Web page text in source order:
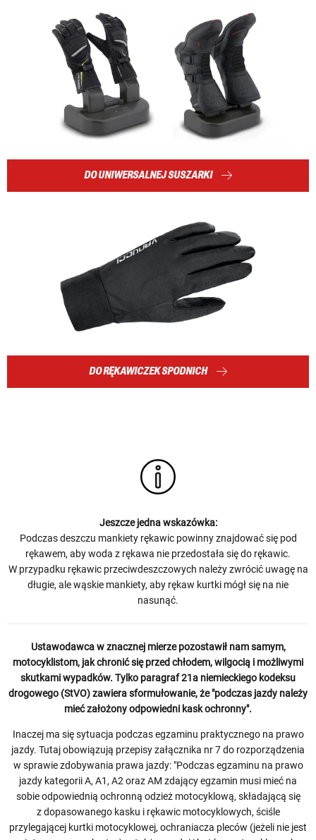
DO UNIWERSALNEJ SUSZARKI
DO RĘKAWICZEK SPODNICH
Jeszcze jedna wskazówka:
Podczas deszczu mankiety rękawic powinny znajdować się pod
rękawem, aby woda z rękawa nie przedostała się do rękawic.
W przypadku rękawic przeciwdeszczowych należy zwrócić uwagę na
długie, ale wąskie mankiety, aby rękaw kurtki mógł się na nie
nasunąć.
Ustawodawca w znacznej mierze pozostawił nam samym,
motocyklistom, jak chronić się przed chłodem, wilgocią i możliwymi
skutkami wypadków. Tylko paragraf 21a niemieckiego kodeksu
drogowego (StVO) zawiera sformułowanie, że "podczas jazdy należy
mieć założony odpowiedni kask ochronny".
Inaczej ma się sytuacja podczas egzaminu praktycznego na prawo
jazdy. Tutaj obowiązują przepisy załącznika nr 7 do rozporządzenia
w sprawie zdobywania prawa jazdy: "Podczas egzaminu na prawo
jazdy kategorii A, A1, A2 oraz AM zdający egzamin musi mieć na
sobie odpowiednią ochronną odzież motocyklową, składającą się
z dopasowanego kasku i rękawic motocyklowych, ściśle
przylegającej kurtki motocyklowej, ochraniacza pleców (jeżeli nie jest